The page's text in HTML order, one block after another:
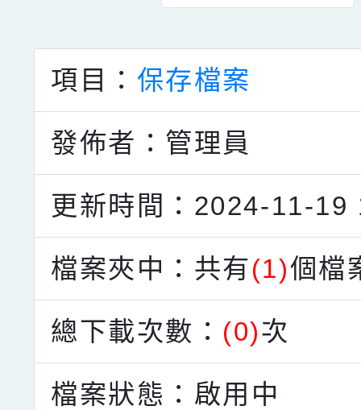
項目： 保存檔案
發佈者：管理員
更新時間：2024-11-19
檔案夾中：共有(1)個檔
總下載次數： (0)次
檔案狀態：啟用中